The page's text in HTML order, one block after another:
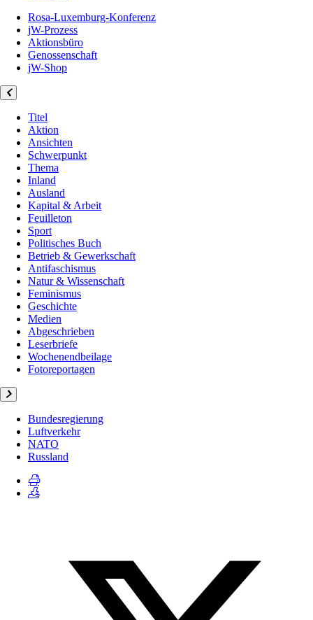
Rosa-Luxemburg-Konferenz
jW-Prozess
Aktionsbüro
Genossenschaft
jW-Shop
Titel
Aktion
Ansichten
Schwerpunkt
Thema
Inland
Ausland
Kapital & Arbeit
Feuilleton
Sport
Politisches Buch
Betrieb & Gewerkschaft
Antifaschismus
Natur & Wissenschaft
Feminismus
Geschichte
Medien
Abgeschrieben
Leserbriefe
Wochenendbeilage
Fotoreportagen
Bundesregierung
Luftverkehr
NATO
Russland